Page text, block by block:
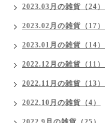
2023.03月の雑貨（24）
2023.02月の雑貨（17）
2023.01月の雑貨（14）
2022.12月の雑貨（11）
2022.11月の雑貨（13）
2022.10月の雑貨（4）